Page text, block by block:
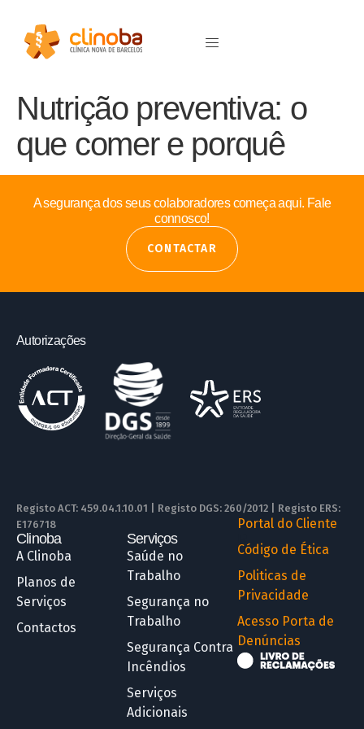
Nutrição preventiva: o
que comer e porquê
A segurança dos seus colaboradores começa aqui. Fale
connosco!
CONTACTAR
Autorizações
Registo ACT: 459.04.1.10.01 | Registo DGS: 260/2012 | Registo ERS:
E176718
Clinoba
A Clinoba
Planos de
Serviços
Contactos
Serviços
Saúde no
Trabalho
Segurança no
Trabalho
Segurança Contra
Incêndios
Serviços
Adicionais
Portal do Cliente
Código de Ética
Politicas de
Privacidade
Acesso Porta de
Denúncias